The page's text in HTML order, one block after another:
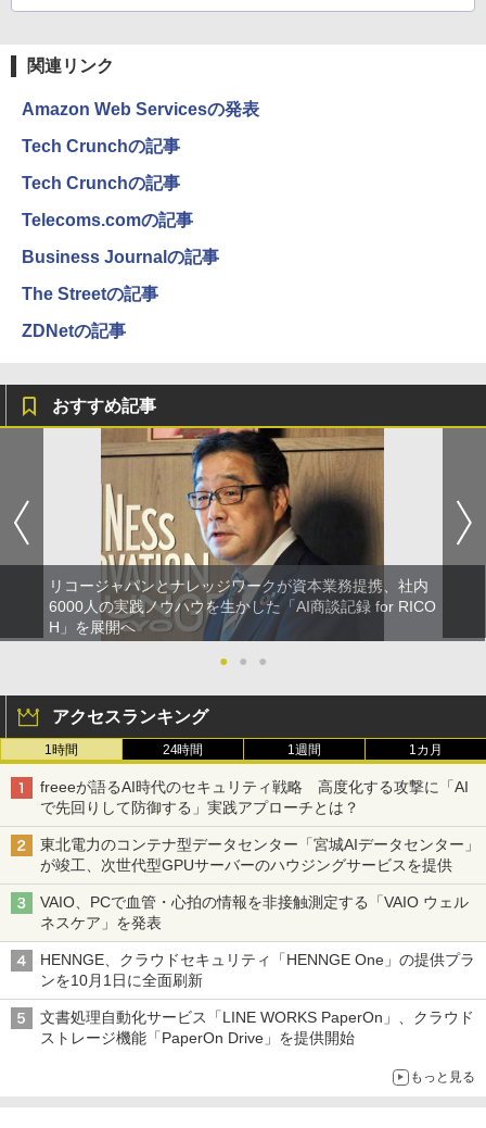
関連リンク
Amazon Web Servicesの発表
Tech Crunchの記事
Tech Crunchの記事
Telecoms.comの記事
Business Journalの記事
The Streetの記事
ZDNetの記事
おすすめ記事
リコージャパンとナレッジワークが資本業務提携、社内
6000人の実践ノウハウを生かした「AI商談記録 for RICO
H」を展開へ
●
● ●
アクセスランキング
1時間 24時間 1週間 1カ月
freeeが語るAI時代のセキュリティ戦略 高度化する攻撃に「AI
で先回りして防御する」実践アプローチとは？
東北電力のコンテナ型データセンター「宮城AIデータセンター」
が竣工、次世代型GPUサーバーのハウジングサービスを提供
VAIO、PCで血管・心拍の情報を非接触測定する「VAIO ウェル
ネスケア」を発表
HENNGE、クラウドセキュリティ「HENNGE One」の提供プラ
ンを10月1日に全面刷新
文書処理自動化サービス「LINE WORKS PaperOn」、クラウド
ストレージ機能「PaperOn Drive」を提供開始
もっと見る